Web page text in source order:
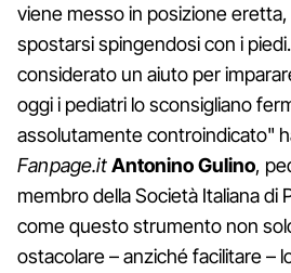
viene messo in posizione
spostarsi spingendosi con i
considerato un aiuto per
oggi i pediatri lo sconsigliano
assolutamente controindicato"
Fanpage.itAntonino Gulino,
membro della Società Italiana di
come questo strumento non
ostacolare – anziché facilitare –